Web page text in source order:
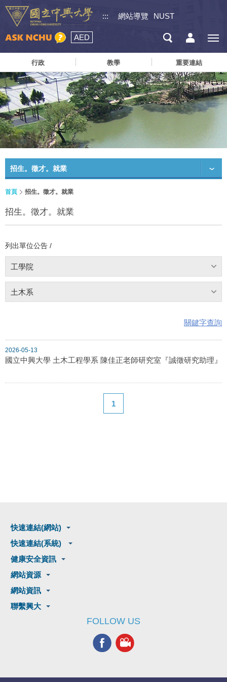
::: 網站導覽 NUST
AED
行政 教學 重要連結
招生。徵才。就業
首頁 招生。徵才。就業
招生。徵才。就業
列出單位公告 /
工學院
土木系
關鍵字查詢
2026-05-13
國立中興大學 土木工程學系 陳佳正老師研究室『誠徵研究助理』
1
快速連結(網站)
快速連結(系統)
健康安全資訊
網站資源
網站資訊
聯繫興大
FOLLOW US